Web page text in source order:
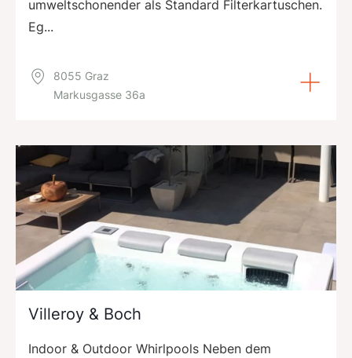
umweltschonender als Standard Filterkartuschen.
Eg...
8055 Graz
Markusgasse 36a
Villeroy & Boch
Indoor & Outdoor Whirlpools Neben dem